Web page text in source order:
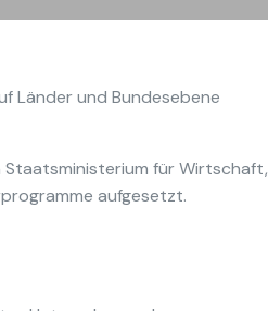
Länder und Bundesebene
Staatsministerium für Wirtschaft,
aufgesetzt.